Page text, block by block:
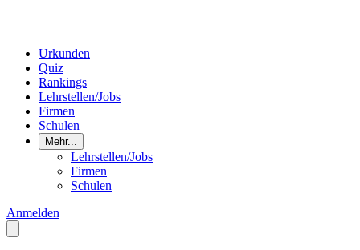
Urkunden
Quiz
Rankings
Lehrstellen/Jobs
Firmen
Schulen
Mehr...
Lehrstellen/Jobs
Firmen
Schulen
Anmelden